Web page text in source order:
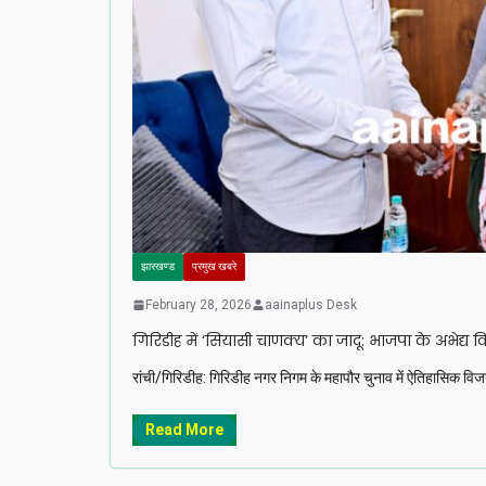
झारखण्ड प्रमुख खबरे
February 28, 2026 aainaplus Desk
गिरिडीह में ‘सियासी चाणक्य’ का जादू: भाजपा के अभेद्य
रांची/गिरिडीह: गिरिडीह नगर निगम के महापौर चुनाव में ऐतिहासिक
Read More